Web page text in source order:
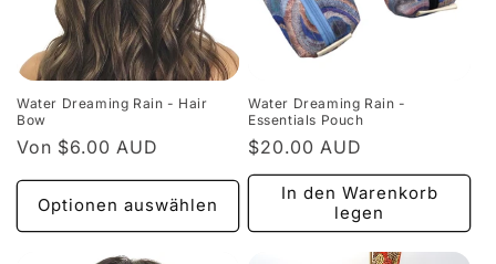
Water Dreaming Rain - Hair
Bow
Normaler
Von $6.00 AUD
Optionen auswählen
Water Dreaming Rain -
Essentials Pouch
Normaler
Preis
$20.00 AUD
In den Warenkorb
legen